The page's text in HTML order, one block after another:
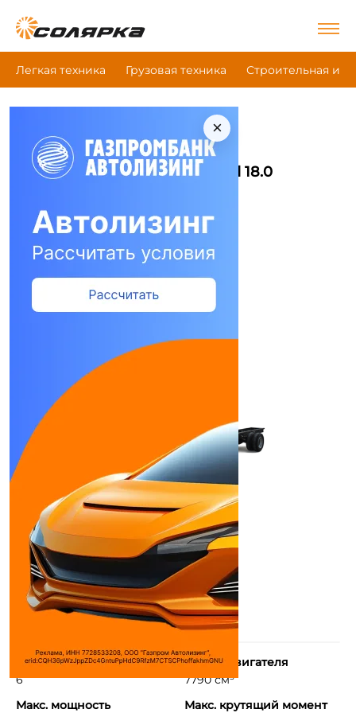
Легкая техника Грузовая техника Строительная и
×
Главная
Isuzu Fvr34 Forward 18.0 Extralong
Шасси Isuzu Fvr34 Forward 18.0
Сравнить
Количество цилиндров
6
Объем двигателя
7790 см³
Макс. мощность
Макс. крутящий момент